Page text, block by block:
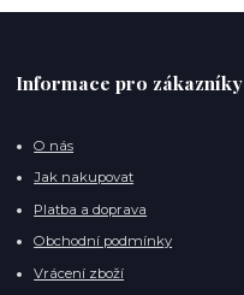
Informace pro zákazníky
O nás
Jak nakupovat
Platba a doprava
Obchodní podmínky
Vrácení zboží